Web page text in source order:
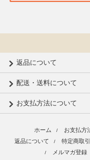
返品について
配送・送料について
お支払方法について
ホーム / お支払方
返品について / 特定商取
/ メルマガ登録